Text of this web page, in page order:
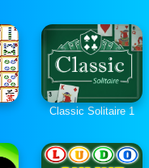
Classic Solitaire 1